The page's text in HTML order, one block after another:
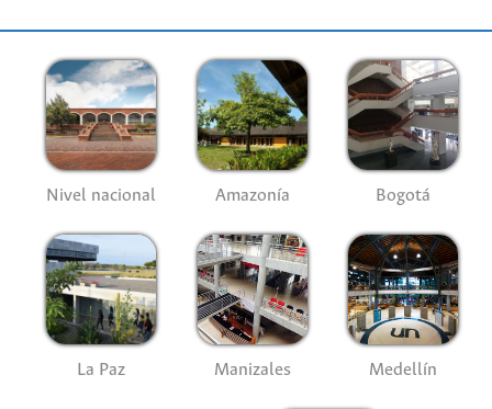
Nivel nacional Amazonía Bogotá
La Paz Manizales Medellín